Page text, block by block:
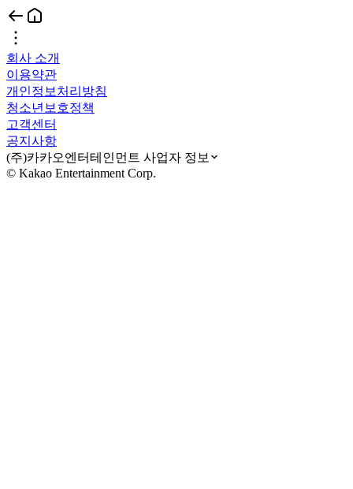
회사 소개
이용약관
개인정보처리방침
청소년보호정책
고객센터
공지사항
(주)카카오엔터테인먼트 사업자 정보
© Kakao Entertainment Corp.